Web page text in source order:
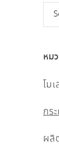
หม
โม
กร
ผลิ